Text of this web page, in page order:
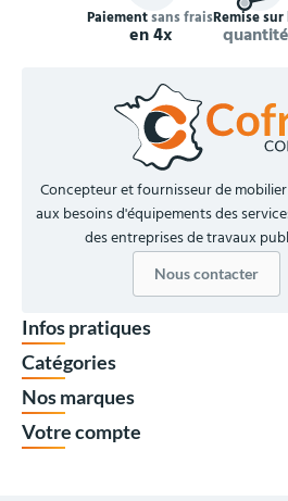
Paiementsans frais
en 4x
Remise sur
quantité
Concepteur et fournisseur de
aux besoins d'équipements des
des entreprises de travaux
Nous contacter
Infos pratiques
Catégories
Nos marques
Votre compte